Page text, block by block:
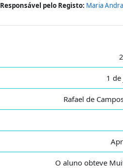
Responsável pelo Registo: Maria
1
Rafael de
O aluno obteve